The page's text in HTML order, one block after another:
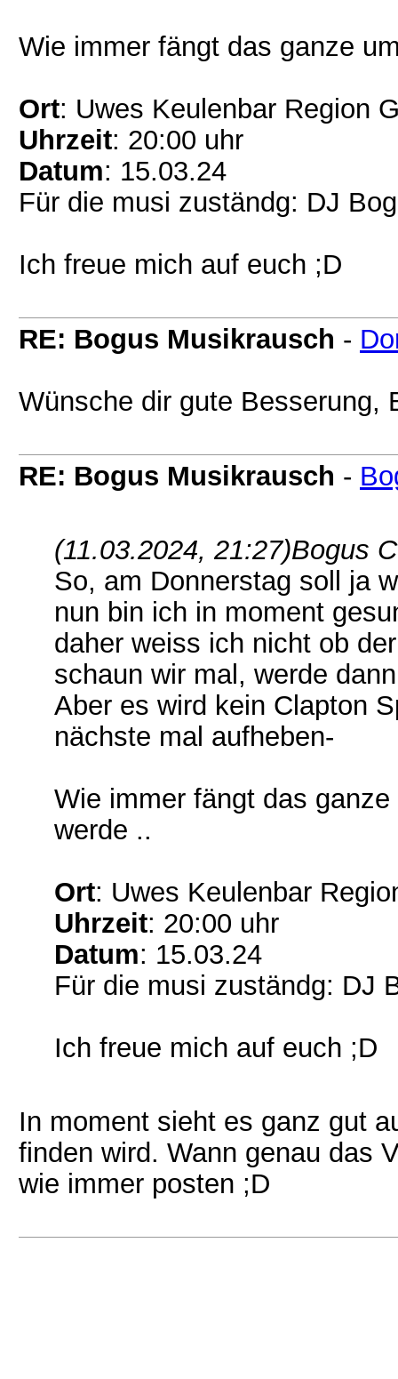
Wie immer fängt das ganze
Ort: Uwes Keulenbar Region
Uhrzeit: 20:00 uhr
Datum: 15.03.24
Für die musi zuständg: DJ
Ich freue mich auf euch ;D
RE: Bogus Musikrausch -
Wünsche dir gute Besserung,
RE: Bogus Musikrausch -
(11.03.2024, 21:27)Bogus
So, am Donnerstag soll ja
nun bin ich in moment
daher weiss ich nicht ob
schaun wir mal, werde
Aber es wird kein Clapton
nächste mal aufheben-
Wie immer fängt das
werde ..
Ort: Uwes Keulenbar
Uhrzeit: 20:00 uhr
Datum: 15.03.24
Für die musi zuständg: DJ
Ich freue mich auf euch ;D
In moment sieht es ganz gut
finden wird. Wann genau das
wie immer posten ;D